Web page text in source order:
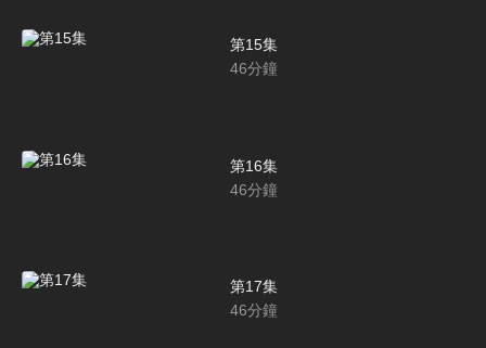
第15集
46分鐘
第16集
46分鐘
第17集
46分鐘